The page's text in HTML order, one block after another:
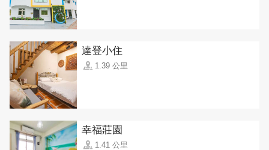
達登小住
1.39 公里
幸福莊園
1.41 公里